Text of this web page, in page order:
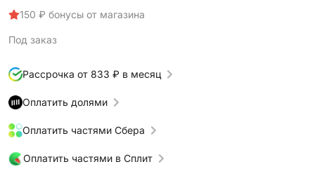
150 ₽ бонусы от магазина
Под заказ
Рассрочка от 833 ₽ в месяц
Оплатить долями
Оплатить частями Сбера
Оплатить частями в Сплит